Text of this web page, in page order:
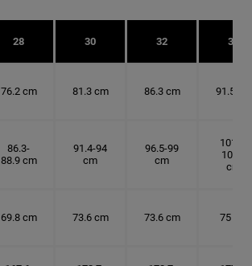
28 30 32 34
76.2 cm 81.3 cm 86.3 cm 91.5 cm
86.3-
88.9 cm
91.4-94
cm
96.5-99
cm
101.6-
104.1
cm
69.8 cm 73.6 cm 73.6 cm 75 cm